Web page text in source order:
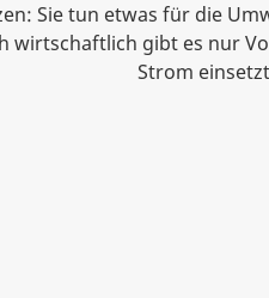
Sie tun etwas für die
wirtschaftlich gibt es nur
Strom